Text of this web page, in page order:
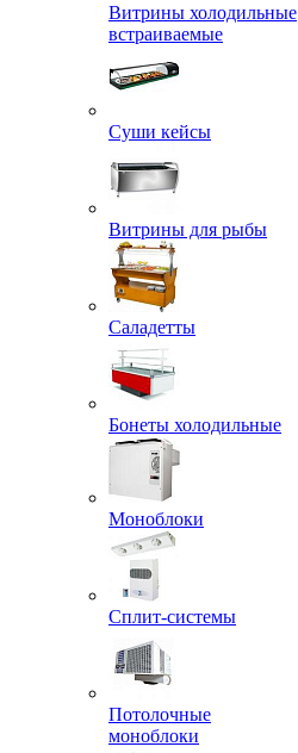
Витрины холодильные
встраиваемые
Суши кейсы
Витрины для рыбы
Саладетты
Бонеты холодильные
Моноблоки
Сплит-системы
Потолочные
моноблоки